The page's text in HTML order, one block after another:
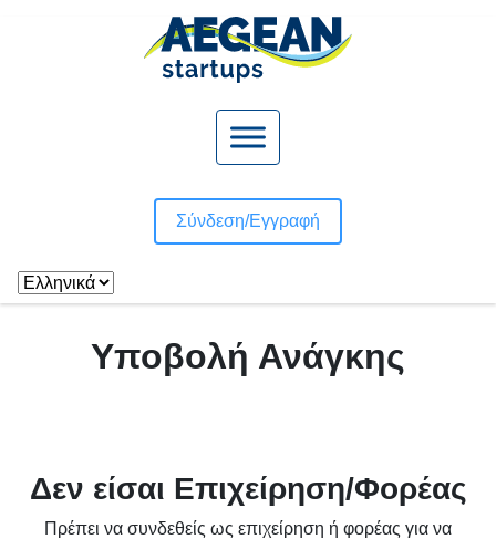
Σύνδεση/Εγγραφή
Υποβολή Ανάγκης
Δεν είσαι Eπιχείρηση/Φορέας
Πρέπει να συνδεθείς ως επιχείρηση ή φορέας για να